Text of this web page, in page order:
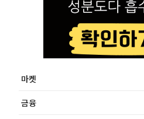
마켓
금융